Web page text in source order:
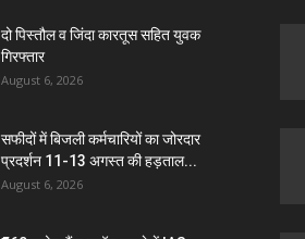
दो पिस्तौल व जिंदा कारतूस सहित युवक
गिरफ्तार
August 6, 2026
सफीदों में बिजली कर्मचारियों का जोरदार
प्रदर्शन 11-13 अगस्त की हड़ताल...
August 6, 2026